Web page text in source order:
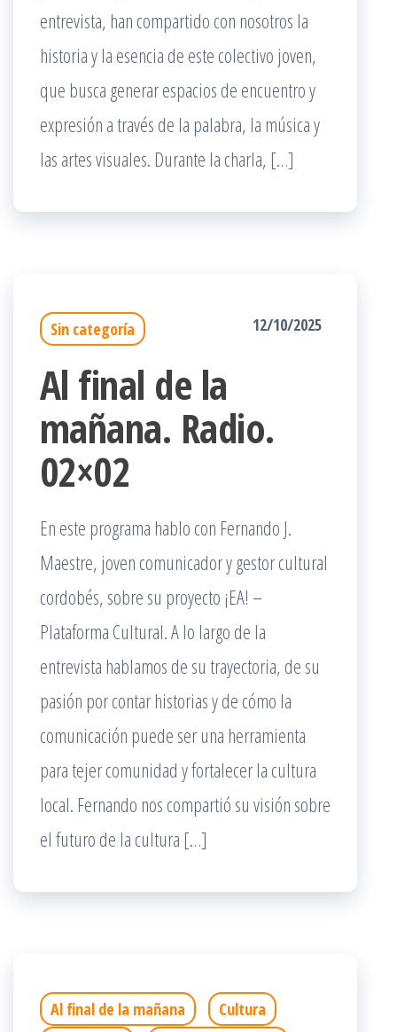
entrevista, han compartido con nosotros la
historia y la esencia de este colectivo joven,
que busca generar espacios de encuentro y
expresión a través de la palabra, la música y
las artes visuales. Durante la charla, […]
Sin categoría 12/10/2025
Al final de la
mañana. Radio.
02×02
En este programa hablo con Fernando J.
Maestre, joven comunicador y gestor cultural
cordobés, sobre su proyecto ¡EA! –
Plataforma Cultural. A lo largo de la
entrevista hablamos de su trayectoria, de su
pasión por contar historias y de cómo la
comunicación puede ser una herramienta
para tejer comunidad y fortalecer la cultura
local. Fernando nos compartió su visión sobre
el futuro de la cultura […]
Al final de la mañana Cultura